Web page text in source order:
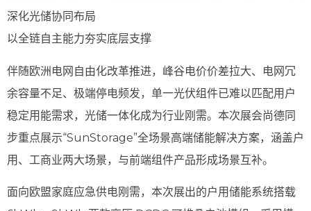
深化光储协同布局
以全链自主能力夯实底层支撑
伴随欧洲电网自由化改革推进，峰谷电价价差拉大、电网冗
余容量不足、极端停电频发，单一光伏组件已难以匹配用户
稳定用能需求，光储一体化成为行业刚需。本次展会尚德同
步重点展示“SunStorage”全场景高端储能解决方案，涵盖户
用、工商业两大场景，与前端组件产品形成场景互补。
面向欧盟家庭应急供电刚需，本次展出的户用储能系统搭载